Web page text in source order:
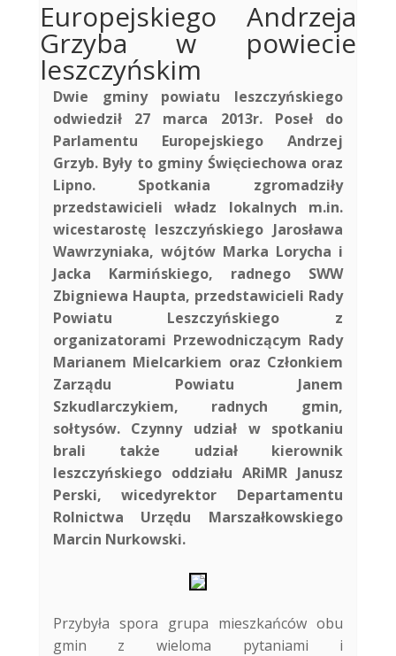
Europejskiego Andrzeja
Grzyba w powiecie
leszczyńskim
Dwie gminy powiatu leszczyńskiego
odwiedził 27 marca 2013r. Poseł do
Parlamentu Europejskiego Andrzej
Grzyb. Były to gminy Święciechowa oraz
Lipno. Spotkania zgromadziły
przedstawicieli władz lokalnych m.in.
wicestarostę leszczyńskiego Jarosława
Wawrzyniaka, wójtów Marka Lorycha i
Jacka Karmińskiego, radnego SWW
Zbigniewa Haupta, przedstawicieli Rady
Powiatu Leszczyńskiego z
organizatorami Przewodniczącym Rady
Marianem Mielcarkiem oraz Członkiem
Zarządu Powiatu Janem
Szkudlarczykiem, radnych gmin,
sołtysów. Czynny udział w spotkaniu
brali także udział kierownik
leszczyńskiego oddziału ARiMR Janusz
Perski, wicedyrektor Departamentu
Rolnictwa Urzędu Marszałkowskiego
Marcin Nurkowski.
Przybyła spora grupa mieszkańców obu
gmin z wieloma pytaniami i